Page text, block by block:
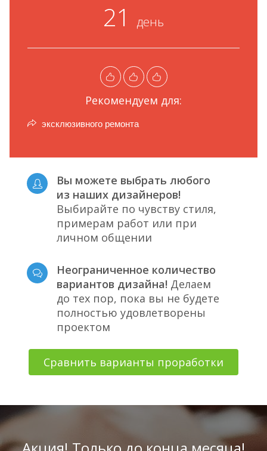
21 день
Рекомендуем для:
эксклюзивного ремонта
Вы можете выбрать любого
из наших дизайнеров!
Выбирайте по чувству стиля,
примерам работ или при
личном общении
Неограниченное количество
вариантов дизайна! Делаем
до тех пор, пока вы не будете
полностью удовлетворены
проектом
Сравнить варианты проработки